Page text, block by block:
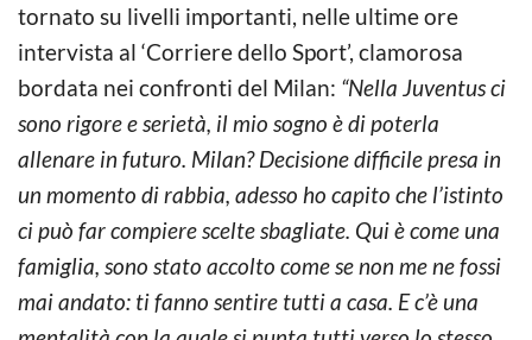
tornato su livelli importanti, nelle ultime ore
intervista al ‘Corriere dello Sport’, clamorosa
bordata nei confronti del Milan: “Nella Juventus ci
sono rigore e serietà, il mio sogno è di poterla
allenare in futuro. Milan? Decisione difficile presa in
un momento di rabbia, adesso ho capito che l’istinto
ci può far compiere scelte sbagliate. Qui è come una
famiglia, sono stato accolto come se non me ne fossi
mai andato: ti fanno sentire tutti a casa. E c’è una